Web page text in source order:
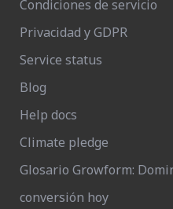
Condiciones de servicio
Privacidad y GDPR
Service status
Blog
Help docs
Climate pledge
Glosario Growform:
conversión hoy